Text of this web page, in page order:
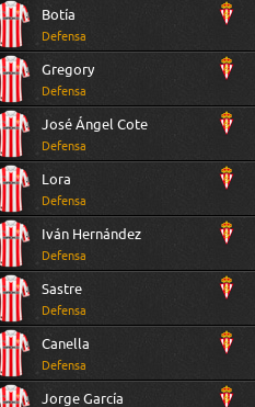
Botía
Defensa
Gregory
Defensa
José Ángel Cote
Defensa
Lora
Defensa
Iván Hernández
Defensa
Sastre
Defensa
Canella
Defensa
Jorge García